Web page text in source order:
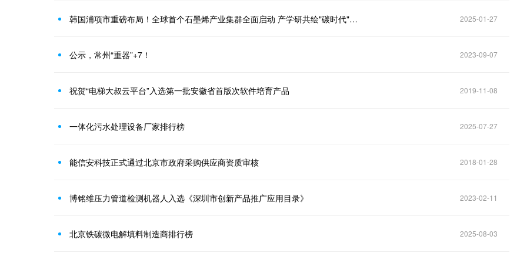
韩国浦项市重磅布局！全球首个石墨烯产业集群全面启动 产学研共绘"碳时代"蓝图 2025-01-27
公示，常州“重器”+7！ 2023-09-07
祝贺“电梯大叔云平台”入选第一批安徽省首版次软件培育产品 2019-11-08
一体化污水处理设备厂家排行榜 2025-07-27
能信安科技正式通过北京市政府采购供应商资质审核 2018-01-28
博铭维压力管道检测机器人入选《深圳市创新产品推广应用目录》 2023-02-11
北京铁碳微电解填料制造商排行榜 2025-08-03